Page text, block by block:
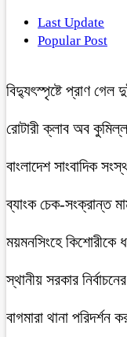
Last Update
Popular Post
বিদ্যুৎস্পৃষ্টে প্রাণ গেল
রোটারী ক্লাব অব
বাংলাদেশ সাংবাদিক
ব্যাংক চেক-সংক্রান্ত
ময়মনসিংহে কিশোরীকে
স্থানীয় সরকার
বাগমারা থানা